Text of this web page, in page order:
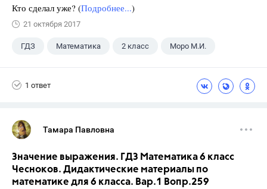
Кто сделал уже? (Подробнее...)
21 октября 2017
ГДЗ Математика 2 класс Моро М.И.
1 ответ
Тамара Павловна
Значение выражения. ГДЗ Математика 6 класс
Чесноков. Дидактические материалы по
математике для 6 класса. Вар.1 Вопр.259